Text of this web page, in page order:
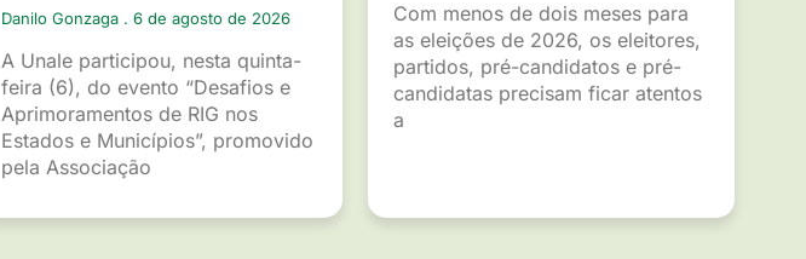
Danilo Gonzaga 6 de agosto de 2026
A Unale participou, nesta quinta-
feira (6), do evento “Desafios e
Aprimoramentos de RIG nos
Estados e Municípios”, promovido
pela Associação
Com menos de dois meses para
as eleições de 2026, os eleitores,
partidos, pré-candidatos e pré-
candidatas precisam ficar atentos
a